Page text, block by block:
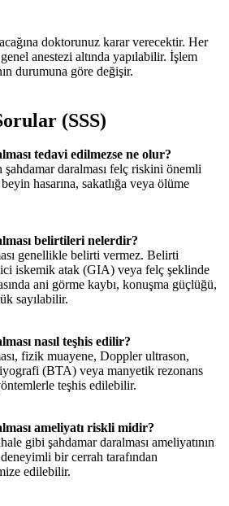
doktorunuz karar verecektir. Her
anestezi altında yapılabilir. İşlem
durumuna göre değişir.
(SSS)
tedavi edilmezse ne olur?
daralması felç riskini önemli
hasarına, sakatlığa veya ölüme
belirtileri nelerdir?
genellikle belirti vermez. Belirti
iskemik atak (GIA) veya felç şeklinde
ani görme kaybı, konuşma güçlüğü,
sayılabilir.
nasıl teşhis edilir?
fizik muayene, Doppler ultrason,
(BTA) veya manyetik rezonans
teşhis edilebilir.
ameliyatı riskli midir?
gibi şahdamar daralması ameliyatının
bir cerrah tarafından
edilebilir.